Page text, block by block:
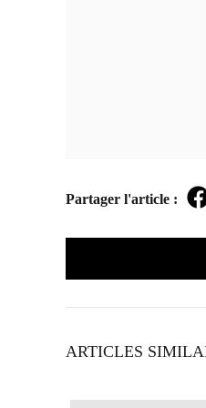
Partager l'article :
ARTICLES